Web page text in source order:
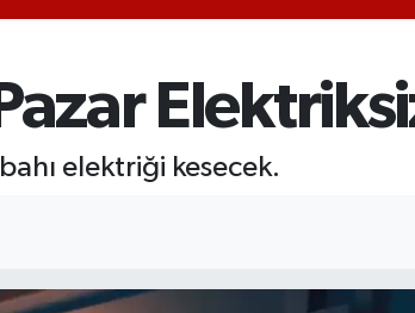
elektriği kesecek.